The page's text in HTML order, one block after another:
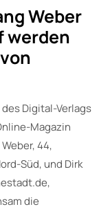
Weber
werden
des Digital-Verlags
Magazin
44,
Süd, und Dirk
die